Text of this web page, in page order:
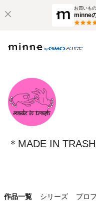
お買いも
minne
＊MADE IN TRASH
作品一覧 シリーズ プロ